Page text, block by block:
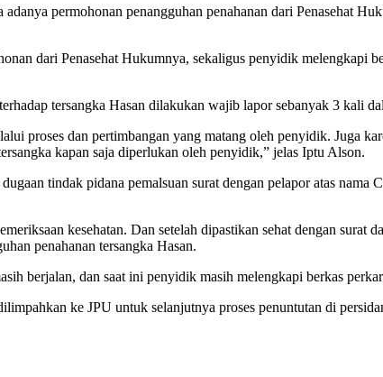
permohonan penangguhan penahanan dari Penasehat
dari Penasehat Hukumnya, sekaligus penyidik melengkapi
tersangka Hasan dilakukan wajib lapor sebanyak 3 kali
proses dan pertimbangan yang matang oleh penyidik. Juga
kapan saja diperlukan oleh penyidik,” jelas Iptu Alson.
tindak pidana pemalsuan surat dengan pelapor atas
kesehatan. Dan setelah dipastikan sehat dengan surat
penahanan tersangka Hasan.
berjalan, dan saat ini penyidik masih melengkapi berkas
ke JPU untuk selanjutnya proses penuntutan di